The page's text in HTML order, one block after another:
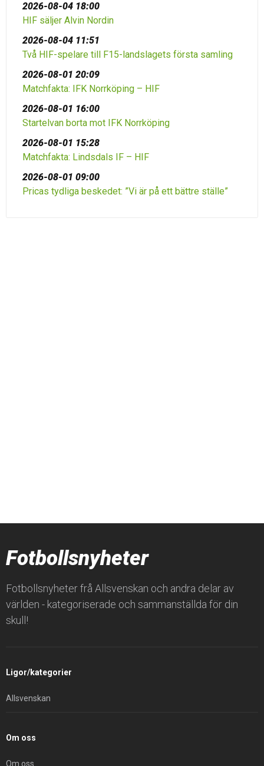
2026-08-04 18:00
HIF säljer Alvin Nordin
2026-08-04 11:51
Två HIF-spelare till F15-landslagets första samling
2026-08-01 20:09
Matchfakta: IFK Norrköping – HIF
2026-08-01 16:00
Startelvan borta mot IFK Norrköping
2026-08-01 15:28
Matchfakta: Lindsdals IF – HIF
2026-08-01 09:00
Pricas tydliga beskedet: ”Vi är på ett bättre ställe”
Fotbollsnyheter
Fotbollsnyheter frå Allsvenskan och andra delar av
världen - kategoriserade och sammanställda för din
skull!
Ligor/kategorier
Allsvenskan
Om oss
Om oss